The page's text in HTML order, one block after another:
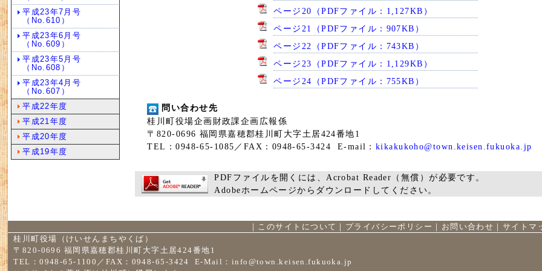
ページ20（PDFファイル：1,127KB）
ページ21（PDFファイル：907KB）
ページ22（PDFファイル：743KB）
ページ23（PDFファイル：1,129KB）
ページ24（PDFファイル：755KB）
問い合わせ先
桂川町役場企画財政課企画広報係
〒820-0696 福岡県嘉穂郡桂川町大字土居424番地1
TEL：0948-65-1085／FAX：0948-65-3424 E-mail： kikakukoho@town.keisen.fukuoka.jp
PDFファイルを開くには、Acrobat Reader（無償）が必要です。
Adobeホームページからダウンロードしてください。
平成23年7月号
（No.610）
平成23年6月号
（No.609）
平成23年5月号
（No.608）
平成23年4月号
（No.607）
平成22年度
平成21年度
平成20年度
平成19年度
｜ このサイトについて ｜ プライバシーポリシー ｜ お問い合わせ ｜ サイトマ
桂川町役場（けいせんまちやくば）
〒820-0696 福岡県嘉穂郡桂川町大字土居424番地1
TEL：0948-65-1100／FAX：0948-65-3424 E-Mail： info@town.keisen.fukuoka.jp